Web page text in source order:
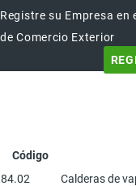
Registre su Empresa
de Comercio Exterior
Código
84.02
Calderas de